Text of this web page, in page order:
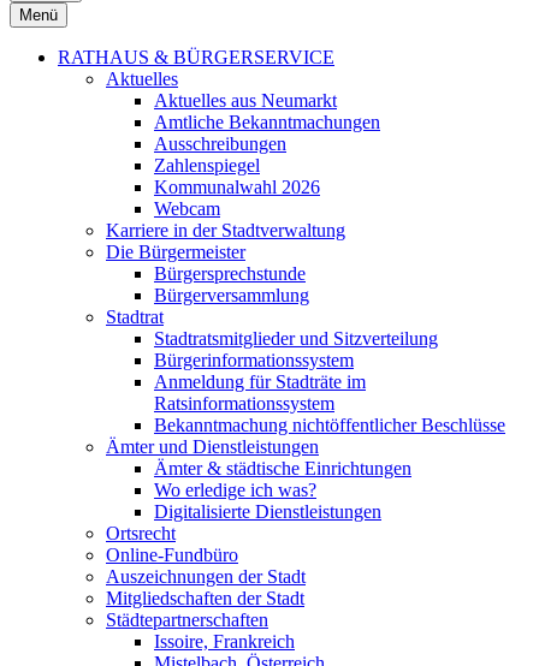
Menü
RATHAUS & BÜRGERSERVICE
Aktuelles
Aktuelles aus Neumarkt
Amtliche Bekanntmachungen
Ausschreibungen
Zahlenspiegel
Kommunalwahl 2026
Webcam
Karriere in der Stadtverwaltung
Die Bürgermeister
Bürgersprechstunde
Bürgerversammlung
Stadtrat
Stadtratsmitglieder und Sitzverteilung
Bürgerinformationssystem
Anmeldung für Stadträte im
Ratsinformationssystem
Bekanntmachung nichtöffentlicher Beschlüsse
Ämter und Dienstleistungen
Ämter & städtische Einrichtungen
Wo erledige ich was?
Digitalisierte Dienstleistungen
Ortsrecht
Online-Fundbüro
Auszeichnungen der Stadt
Mitgliedschaften der Stadt
Städtepartnerschaften
Issoire, Frankreich